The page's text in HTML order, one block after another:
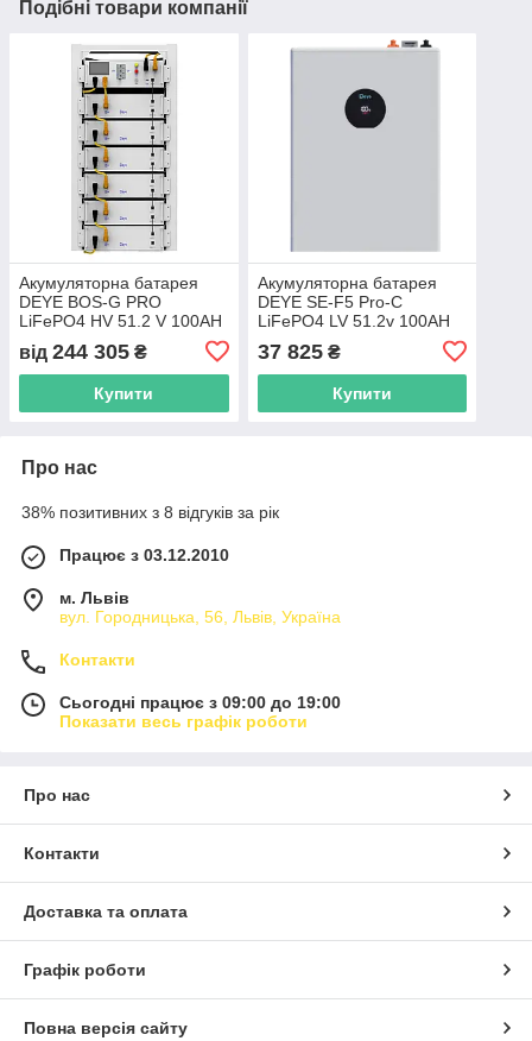
Подібні товари компанії
Акумуляторна батарея
DEYE BOS-G PRO
LiFePO4 HV 51.2 V 100AH
5.12 kWh | високовольтова
збірка
від 244 305 ₴
Купити
Акумуляторна батарея
DEYE SE-F5 Pro-C
LiFePO4 LV 51.2v 100AH
37 825₴
Купити
Про нас
38% позитивних з 8 відгуків за рік
Працює з 03.12.2010
м. Львів
вул. Городницька, 56, Львів, Україна
Контакти
Сьогодні працює з 09:00 до 19:00
Показати весь графік роботи
Про нас
Контакти
Доставка та оплата
Графік роботи
Повна версія сайту